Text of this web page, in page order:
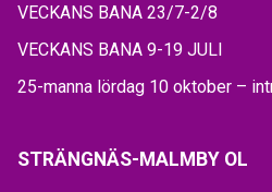
VECKANS BANA 23/7-2/8
VECKANS BANA 9-19 JULI
25-manna lördag 10 oktober –
STRÄNGNÄS-MALMBY OL